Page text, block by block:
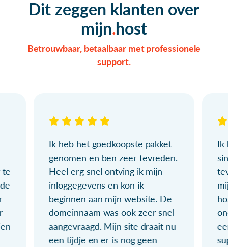
Dit zeggen klanten over
mijn host
Betrouwbaar, betaalbaar met professionele
support.
te
Ik heb het goedkoopste pakket
genomen en ben zeer tevreden.
Heel erg snel ontving ik mijn
inloggegevens en kon ik
beginnen aan mijn website. De
domeinnaam was ook zeer snel
aangevraagd. Mijn site draait nu
een tijdje en er is nog geen
Ik